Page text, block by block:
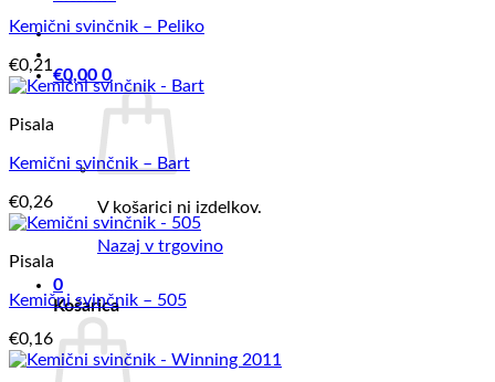
€0,00 0
V košarici ni izdelkov.
Nazaj v trgovino
0
Košarica
Kemični svinčnik – Peliko
€0,21
Pisala
Kemični svinčnik – Bart
€0,26
Pisala
Kemični svinčnik – 505
€0,16